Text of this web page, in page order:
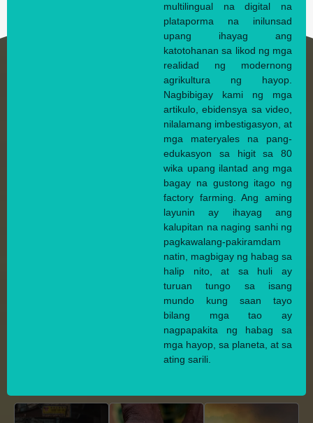
multilingual na digital na
plataporma na inilunsad
upang ihayag ang
katotohanan sa likod ng mga
realidad ng modernong
agrikultura ng hayop.
Nagbibigay kami ng mga
artikulo, ebidensya sa video,
nilalamang imbestigasyon, at
mga materyales na pang-
edukasyon sa higit sa 80
wika upang ilantad ang mga
bagay na gustong itago ng
factory farming. Ang aming
layunin ay ihayag ang
kalupitan na naging sanhi ng
pagkawalang-pakiramdam
natin, magbigay ng habag sa
halip nito, at sa huli ay
turuan tungo sa isang
mundo kung saan tayo
bilang mga tao ay
nagpapakita ng habag sa
mga hayop, sa planeta, at sa
ating sarili.